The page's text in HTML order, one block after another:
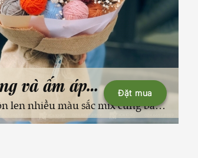
Dịu dàng và ấm áp (2)
Những cuộn len nhiều màu sắc mix cùng baby khô